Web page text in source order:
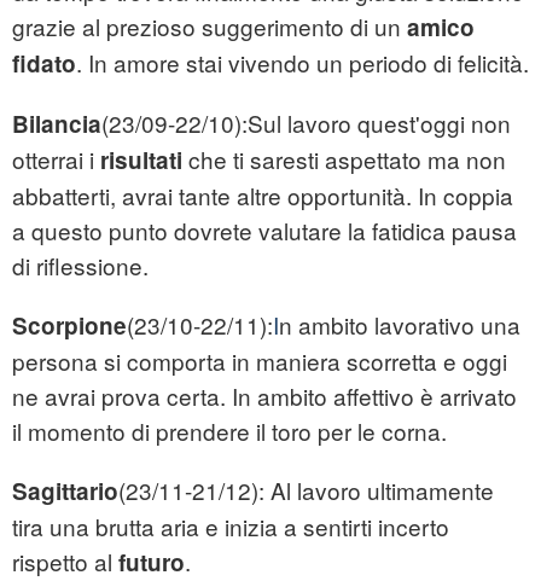
grazie al prezioso suggerimento di un amico
fidato. In amore stai vivendo un periodo di felicità.
Bilancia(23/09-22/10):Sul lavoro quest'oggi non
otterrai i risultati che ti saresti aspettato ma non
abbatterti, avrai tante altre opportunità. In coppia
a questo punto dovrete valutare la fatidica pausa
di riflessione.
Scorpione(23/10-22/11):In ambito lavorativo una
persona si comporta in maniera scorretta e oggi
ne avrai prova certa. In ambito affettivo è arrivato
il momento di prendere il toro per le corna.
Sagittario(23/11-21/12): Al lavoro ultimamente
tira una brutta aria e inizia a sentirti incerto
rispetto al futuro.